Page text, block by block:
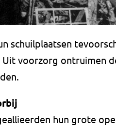
schuilplaatsen
voorzorg ontruimen
hun grote